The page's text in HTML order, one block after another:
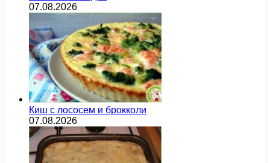
07.08.2026
Киш с лососем и брокколи
07.08.2026